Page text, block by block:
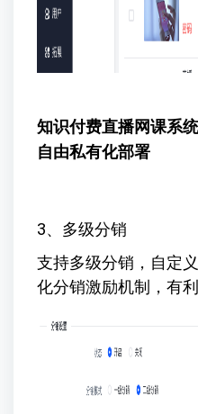
知识付费直播网课系统
自由私有化部署
3、多级分销
支持多级分销，自定
化分销激励机制，有